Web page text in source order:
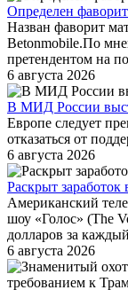
Определен
Назван фаворит
Betonmobile.По
претендентом на
6 августа 2026
В МИД России
Европе следует
отказаться от
6 августа 2026
Раскрыт
Американский
шоу «Голос» (The
долларов за
6 августа 2026